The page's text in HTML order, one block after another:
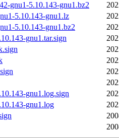
gnu1-5.10.143-gnu1.bz2
5.10.143-gnu1.lz
5.10.143-gnu1.bz2
gnu1.tar.sign
gnu1.log.sign
gnu1.log